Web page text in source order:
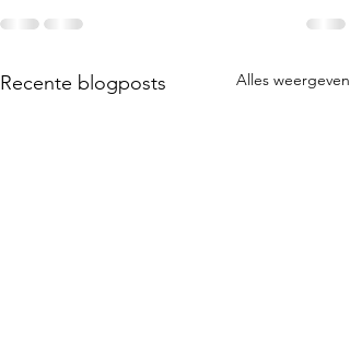
Recente blogposts Alles weergeven